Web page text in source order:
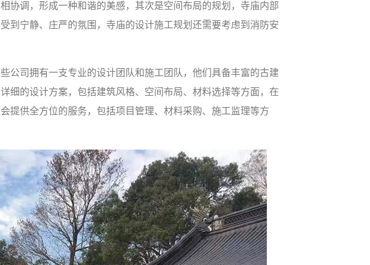
协调，形成一种和谐的美感，其次是空间布局的规划，寺庙内部
到宁静、庄严的氛围，寺庙的设计施工规划还需要考虑到消防安
公司拥有一支专业的设计团队和施工团队，他们具备丰富的古建
细的设计方案，包括建筑风格、空间布局、材料选择等方面，在
提供全方位的服务，包括项目管理、材料采购、施工监理等方